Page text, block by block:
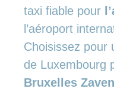
taxi fiable pour
l’aéroport
Choisissez pour
de Luxembourg
Bruxelles